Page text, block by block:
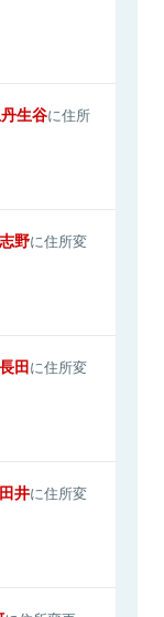
丹生谷に住所
野に住所変
田に住所変
井に住所変